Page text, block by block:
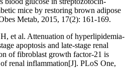
mice by restoring brown adipose
Metab, 2015, 17(2): 161-169.
et al. Attenuation of hyperlipidemia-
apoptosis and late-stage renal
of fibroblast growth factor-21 is
renal inflammation[J]. PLoS One,